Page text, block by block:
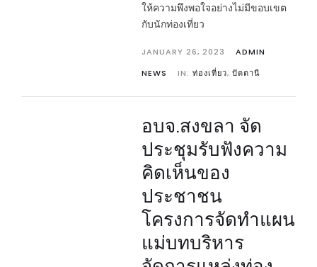
ให้ความพึงพอใจอย่างไม่มีขอบเขต
กับนักท่องเที่ยว
JANUARY 26, 2023
ADMIN
NEWS
IN: ท่องเที่ยว, ปัตตานี
อบจ.สงขลา จัด
ประชุมรับฟังความ
คิดเห็นของ
ประชาชน
โครงการจัดทำแผน
แม่บทบริหาร